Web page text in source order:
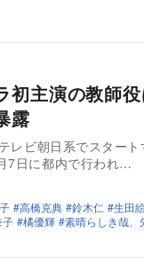
初主演の教師
露
レビ朝日系でスター
7日に都内で行われ…
高橋克典 鈴木仁 生田
子 橘優輝 素晴らしき哉、